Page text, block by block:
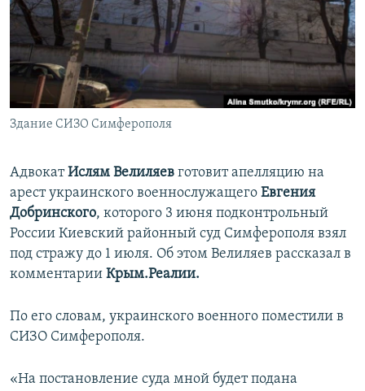
ПОБЕДИТЕЛЕЙ НЕ СУДЯТ?
КРЫМ.НЕПОКОРЕННЫЙ
ELIFBE
УКРАИНСКАЯ ПРОБЛЕМА КРЫМА
ПРИСОЕДИНЯЙТЕСЬ!
Все сайты RFE/RL
Здание СИЗО Симферополя
АдвокатИслям Велиляев готовит апелляцию на
арест украинского военнослужащего Евгения
Добринского, которого 3 июня подконтрольный
России Киевский районный суд Симферополя взял
под стражу до 1 июля. Об этом Велиляев рассказал в
комментарии Крым.Реалии.
По его словам, украинского военного поместили в
СИЗО Симферополя.
«На постановление суда мной будет подана